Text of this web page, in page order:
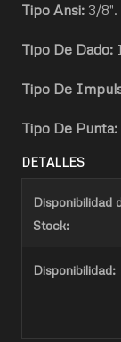
Tipo Ansi: 3/8".
Tipo De Dado:
Tipo De
Tipo De Punta:
DETALLES
Disponibilidad
Stock:
Disponibilidad: